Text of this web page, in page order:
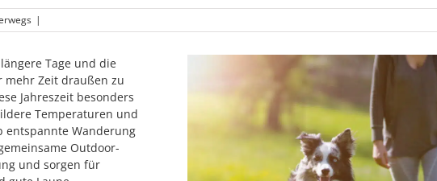
|
Tage und die
mehr Zeit draußen zu
Jahreszeit besonders
Temperaturen und
entspannte Wanderung
Outdoor-
und sorgen für